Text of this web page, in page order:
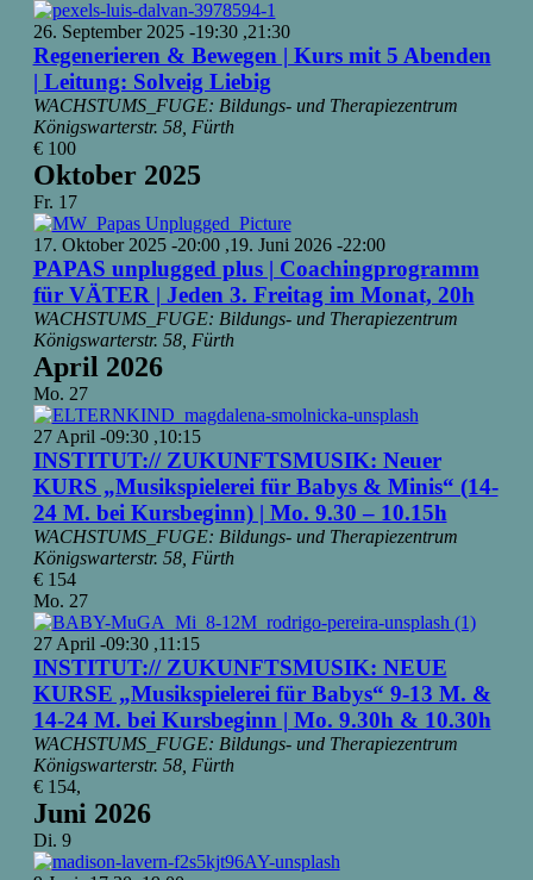
26. September 2025 -19:30,21:30
Regenerieren & Bewegen | Kurs mit 5 Abenden
| Leitung: Solveig Liebig
WACHSTUMS_FUGE: Bildungs- und Therapiezentrum
Königswarterstr. 58, Fürth
€ 100
Oktober 2025
Fr. 17
17. Oktober 2025 -20:00,19. Juni 2026 -22:00
PAPAS unplugged plus | Coachingprogramm
für VÄTER | Jeden 3. Freitag im Monat, 20h
WACHSTUMS_FUGE: Bildungs- und Therapiezentrum
Königswarterstr. 58, Fürth
April 2026
Mo. 27
27 April -09:30,10:15
INSTITUT:// ZUKUNFTSMUSIK: Neuer
KURS „Musikspielerei für Babys & Minis“ (14-
24 M. bei Kursbeginn) | Mo. 9.30 – 10.15h
WACHSTUMS_FUGE: Bildungs- und Therapiezentrum
Königswarterstr. 58, Fürth
€ 154
Mo. 27
27 April -09:30,11:15
INSTITUT:// ZUKUNFTSMUSIK: NEUE
KURSE „Musikspielerei für Babys“ 9-13 M. &
14-24 M. bei Kursbeginn | Mo. 9.30h & 10.30h
WACHSTUMS_FUGE: Bildungs- und Therapiezentrum
Königswarterstr. 58, Fürth
€ 154,
Juni 2026
Di. 9